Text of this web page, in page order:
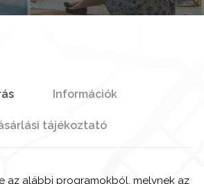
Információk
tájékoztató
az alábbi programokból, melynek az